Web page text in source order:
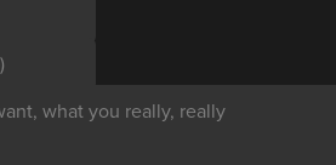
what you really, really